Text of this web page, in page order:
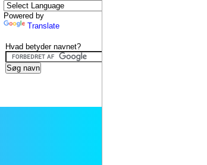
Powered by
Translate
Hvad betyder navnet?